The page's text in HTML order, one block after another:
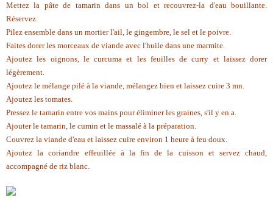
Mettez la pâte de tamarin dans un bol et recouvrez-la d'eau bouillante.
Réservez.
Pilez ensemble dans un mortier l'ail, le gingembre, le sel et le poivre.
Faites dorer les morceaux de viande avec l'huile dans une marmite.
Ajoutez les oignons, le curcuma et les feuilles de curry et laissez dorer
légèrement.
Ajoutez le mélange pilé à la viande, mélangez bien et laissez cuire 3 mn.
Ajoutez les tomates.
Pressez le tamarin entre vos mains pour éliminer les graines, s'il y en a.
Ajouter le tamarin, le cumin et le massalé à la préparation.
Couvrez la viande d'eau et laissez cuire environ 1 heure à feu doux.
Ajoutez la coriandre effeuillée à la fin de la cuisson et servez chaud,
accompagné de riz blanc.